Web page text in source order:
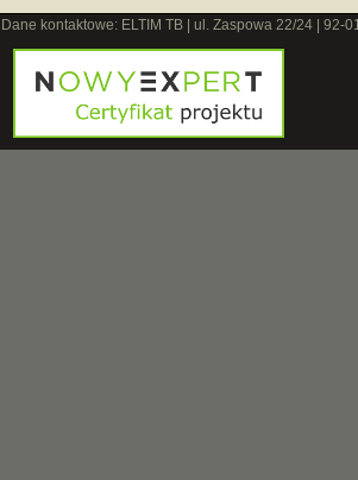
Dane kontaktowe: ELTIM TB | ul. Zaspowa 22/24 | 92-